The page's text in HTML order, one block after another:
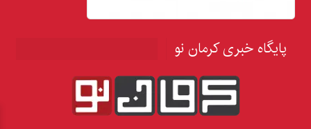
پایگاه خبری کرمان نو